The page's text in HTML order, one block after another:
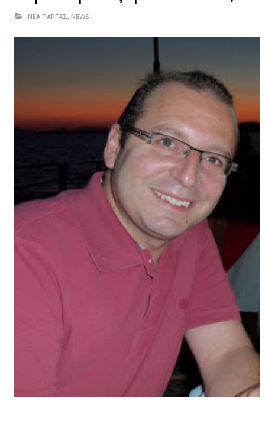
ΗΠΕΙΡΟΣ
ΙΟΝΙΑ ΝΗΣΙΑ
ΥΓΕΙΑ-ΟΜΟΡΦΙΑ
ΠΟΛΙΤΙΣΜΟΣ
ΝΕΑ ΠΑΡΓΑΣ, NEWS